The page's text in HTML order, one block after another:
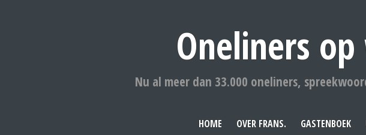
Oneliners
Nu al meer dan 33.000 oneliners,
HOME OVER FRANS. GASTENBOEK